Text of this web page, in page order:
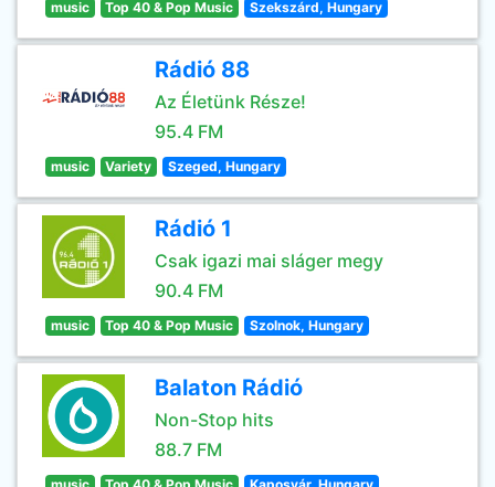
music Top 40 & Pop Music Szekszárd, Hungary
Rádió 88
Az Életünk Része!
95.4 FM
music Variety Szeged, Hungary
Rádió 1
Csak igazi mai sláger megy
90.4 FM
music Top 40 & Pop Music Szolnok, Hungary
Balaton Rádió
Non-Stop hits
88.7 FM